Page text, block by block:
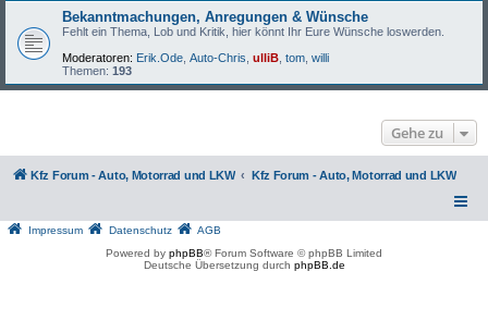
Bekanntmachungen, Anregungen & Wünsche
Fehlt ein Thema, Lob und Kritik, hier könnt Ihr Eure Wünsche loswerden.
Moderatoren: Erik.Ode Auto-Chris ulliB tom willi
Themen: 193
Gehe zu
Kfz Forum - Auto, Motorrad und LKW Kfz Forum - Auto, Motorrad und LKW
Impressum Datenschutz
AGB
Powered by phpBB® Forum Software © phpBB Limited
Deutsche Übersetzung durch phpBB.de